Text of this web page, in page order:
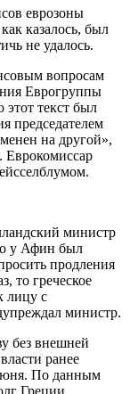
еврозоны
казалось, был
не удалось.
вопросам
Еврогруппы
этот текст был
председателем
на другой»,
Еврокомиссар
министр
у Афин был
продления
то греческое
лицу с
министр.
без внешней
ранее
По данным
Греции